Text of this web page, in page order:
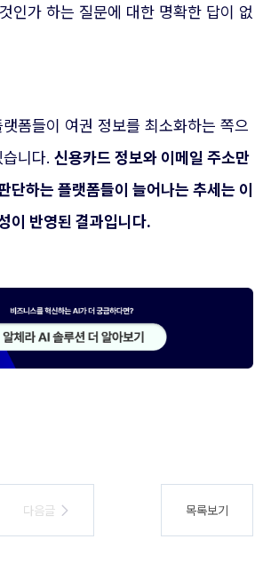
인가 하는 질문에 대한 명확한 답이 없
폼들이 여권 정보를 최소화하는 쪽으
니다. 신용카드 정보와 이메일 주소만
단하는 플랫폼들이 늘어나는 추세는 이
이 반영된 결과입니다.
다음글
다음글 목록보기